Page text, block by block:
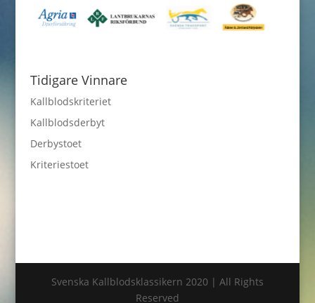
Tidigare Vinnare
Kallblodskriteriet
Kallblodsderbyt
Derbystoet
Kriteriestoet
Svenska Kallblodsklassikern 2020 | All Rights
Reserved